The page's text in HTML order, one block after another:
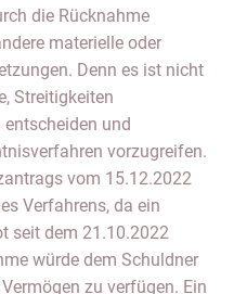
die Rücknahme
materielle oder
Denn es ist nicht
Streitigkeiten
und
vorzugreifen.
vom 15.12.2022
Verfahrens, da ein
seit dem 21.10.2022
würde dem Schuldner
zu verfügen. Ein